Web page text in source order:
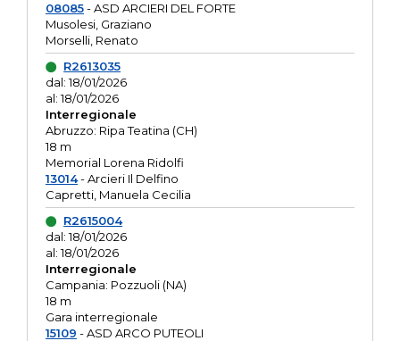
08085- ASD ARCIERI DEL FORTE
Musolesi, Graziano
Morselli, Renato
R2613035
dal: 18/01/2026
al: 18/01/2026
Interregionale
Abruzzo: Ripa Teatina (CH)
18 m
Memorial Lorena Ridolfi
13014- Arcieri Il Delfino
Capretti, Manuela Cecilia
R2615004
dal: 18/01/2026
al: 18/01/2026
Interregionale
Campania: Pozzuoli (NA)
18 m
Gara interregionale
15109 - ASD ARCO PUTEOLI